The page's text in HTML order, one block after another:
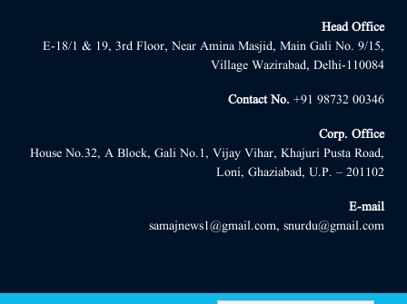
Head Office
E-18/1 & 19, 3rd Floor, Near Amina Masjid, Main Gali No. 9/15,
Village Wazirabad, Delhi-110084
Contact No. +91 98732 00346
Corp. Office
House No.32, A Block, Gali No.1, Vijay Vihar, Khajuri Pusta Road,
Loni, Ghaziabad, U.P. – 201102
E-mail
samajnews1@gmail.com, snurdu@gmail.com